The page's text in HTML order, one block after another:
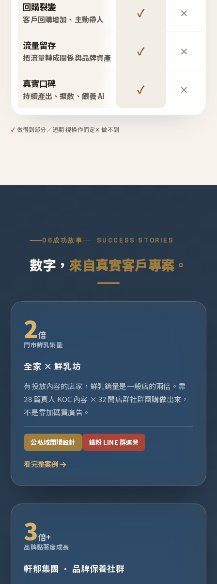
回購裂變
客戶回購增加、主動帶人 ✓ ✕
流量留存
把流量轉成關係與品牌資產 ✓ ✕
真實口碑
持續產出、擴散、餵養 AI ✓ ✕
✓ 做得到部分／短期 視操作而定✕ 做不到
06成功故事 SUCCESS STORIES
數字， 來自真實客戶專案。
2倍
門市鮮乳銷量
全家 × 鮮乳坊
有投放內容的店家，鮮乳銷量是一般店的兩倍。靠
28 篇真人 KOC 內容 × 32 間店群社群團購做出來，
不是靠加碼買廣告。
公私域閉環設計 鐵粉 LINE 群運營
看完整案例
3倍+
品牌黏著度成長
軒郁集團 · 品牌保養社群